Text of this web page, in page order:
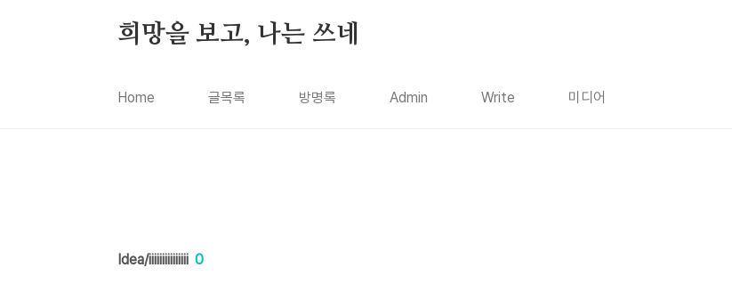
희망을 보고, 나는 쓰네
Home 글목록 방명록 Admin Write 미디어
Idea/iiiiiiiiiiiiiii 0